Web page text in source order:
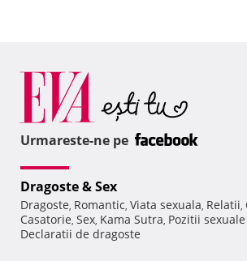
Urmareste-ne pe
Dragoste & Sex
Dragoste, Romantic, Viata sexuala, Relatii,
Casatorie, Sex, Kama Sutra, Pozitii
Declaratii de dragoste